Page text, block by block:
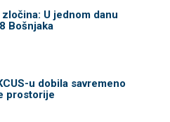
U jednom danu
Bošnjaka
u dobila savremeno
prostorije